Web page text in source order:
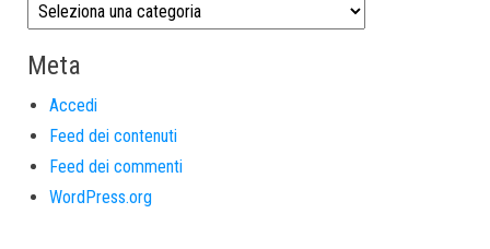
Meta
Accedi
Feed dei contenuti
Feed dei commenti
WordPress.org